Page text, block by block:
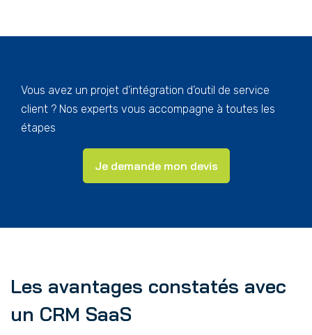
Vous avez un projet d’intégration d’outil de service
client ? Nos experts vous accompagne à toutes les
étapes
Je demande mon devis
Les avantages constatés avec
un CRM SaaS